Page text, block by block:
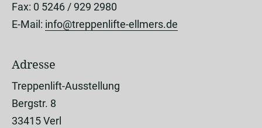
Fax: 0 5246 / 929 2980
E-Mail: info@treppenlifte-ellmers.de
Adresse
Treppenlift-Ausstellung
Bergstr. 8
33415 Verl